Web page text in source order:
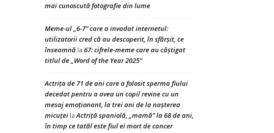
mai cunoscută fotografie din lume
Meme-ul „6-7” care a invadat internetul:
utilizatorii cred că au descoperit, în sfârșit, ce
înseamnă la 67: cifrele-meme care au câștigat
titlul de „Word of the Year 2025”
Actrița de 71 de ani care a folosit sperma fiului
decedat pentru a avea un copil revine cu un
mesaj emoționant, la trei ani de la nașterea
micuței laActriță spaniolă, „mamă” la 68 de ani,
în timp ce tatăl este fiul ei mort de cancer